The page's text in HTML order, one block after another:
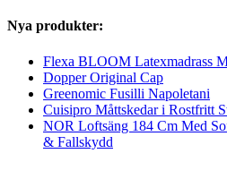
Nya produkter:
Flexa BLOOM Latexmadrass
Dopper Original Cap
Greenomic Fusilli Napoletani
Cuisipro Måttskedar i Rostfritt
NOR Loftsäng 184 Cm Med
& Fallskydd